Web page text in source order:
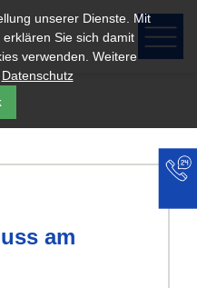
unserer Dienste. Mit
Sie sich damit
verwenden. Weitere
Datenschutz
am